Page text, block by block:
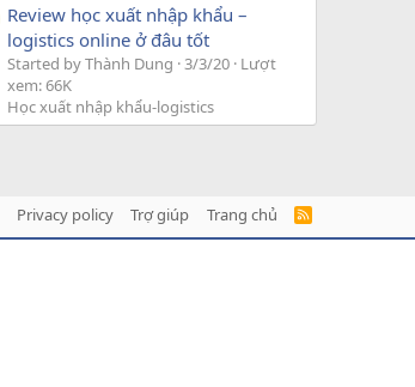
Review học xuất nhập khẩu –
logistics online ở đâu tốt
Started by Thành Dung 3/3/20 Lượt
xem: 66K
Học xuất nhập khẩu-logistics
Privacy policy Trợ giúp Trang chủ
R